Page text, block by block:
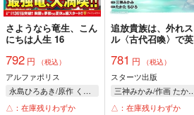
さようなら竜生、こん
にちは人生 16
792 円 （税込）
アルファポリス
永島ひろあき/原作 くろの/漫画 市丸きすけ/キャラクター原案
△：在庫残りわずか
追放貴族は、外れ
ル〈古代召喚〉で
する 英霊たちを召喚
したら慕われたので
最強領地を作り上げ
す 7
781 円 （税込）
スターツ出版
三神みかみ/作画 たかたちひろ/原作
△：在庫残りわずか